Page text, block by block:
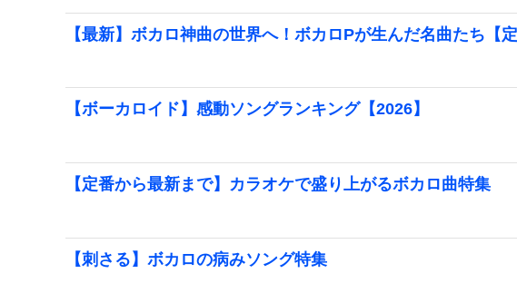
【最新】ボカロ神曲の世界へ！ボカロPが生んだ名曲たち【定
【ボーカロイド】感動ソングランキング【2026】
【定番から最新まで】カラオケで盛り上がるボカロ曲特集
【刺さる】ボカロの病みソング特集